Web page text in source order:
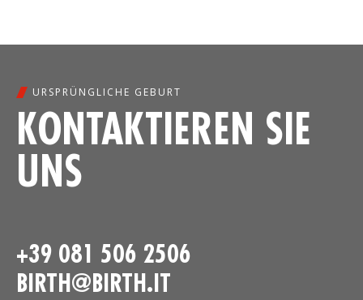
URSPRÜNGLICHE GEBURT
KONTAKTIEREN SIE
UNS
+39 081 506 2506
BIRTH@BIRTH.IT